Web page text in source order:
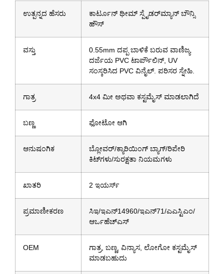
ಉತ್ಪನ್ನದ ಹೆಸರು
ಕಾರ್ಟೂನ್ ಥೀಮ್ ಸ್ಪೈಡರ್‌ಮ್ಯಾನ್ ಬೌನ್ಸಿ
ಹೌಸ್
ವಸ್ತು
0.55mm ದಪ್ಪ ಬಾಳಿಕೆ ಬರುವ ವಾಣಿಜ್ಯ
ದರ್ಜೆಯ PVC ಟಾರ್ಪೌಲಿನ್, UV
ಸಂಸ್ಕರಿಸಿದ PVC ವಿನೈಲ್. ಪರಿಸರ ಸ್ನೇಹಿ.
ಗಾತ್ರ 4x4 ಮೀ ಅಥವಾ ಕಸ್ಟಮೈಸ್ ಮಾಡಲಾಗಿದೆ
ಬಣ್ಣ ಫೋಟೋ ಆಗಿ
ಆನುಷಂಗಿಕ
ಬ್ಲೋವರ್/ಕ್ಯಾರಿಯಿಂಗ್ ಬ್ಯಾಗ್/ರಿಪೇರಿ
ಕಿಟ್‌ಗಳು/ಸುರಕ್ಷತಾ ನಿಯಮಗಳು
ಖಾತರಿ 2 ಇಯರ್ಸ್
ಪ್ರಮಾಣೀಕರಣ
ಸಿಇ/ಇಎನ್14960/ಇಎನ್71/ಎಎಸ್ಟಿಎಂ/
ಆರ್ಒಹೆಚ್ಎಸ್
OEM
ಗಾತ್ರ, ಬಣ್ಣ, ವಿನ್ಯಾಸ, ಲೋಗೋ ಕಸ್ಟಮೈಸ್
ಮಾಡಬಹುದು